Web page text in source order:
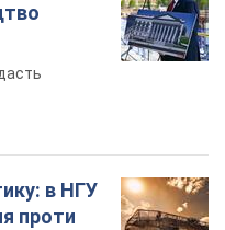
в НГУ
проти